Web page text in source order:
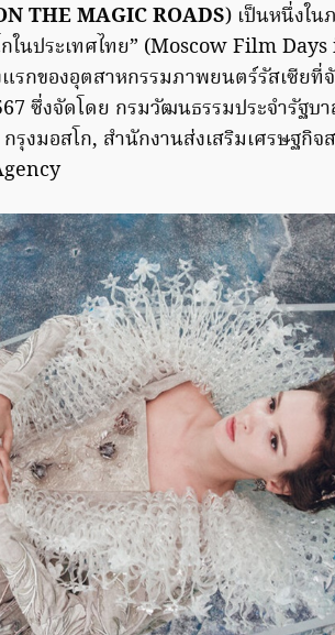
THE MAGIC ROADS) เป็นหนึ่งใ
ในประเทศไทย” (Moscow Film
กของอุตสาหกรรมภาพยนตร์รัสเซียที่
ซึ่งจัดโดย กรมวัฒนธรรมประจำรัฐบ
งมอสโก, สำนักงานส่งเสริมเศรษฐกิจ